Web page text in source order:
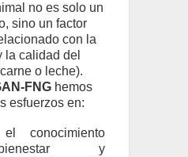
no es solo un
sino un factor
con la
la calidad del
o leche).
FNGhemos
esfuerzos en:
conocimiento
y